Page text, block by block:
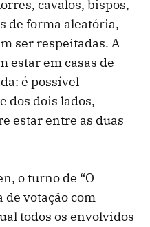
cavalos, bispos,
de forma aleatória,
ser respeitadas. A
estar em casas de
é possível
dos dois lados,
estar entre as duas
o turno de “O
votação com
todos os envolvidos